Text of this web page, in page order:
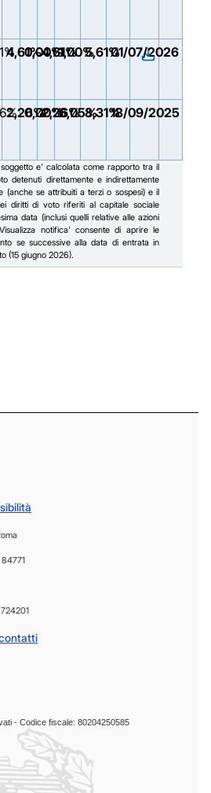
4,61%0,00%
4,61%1,00%5,61%01/07/2026
2,26%0,00%
2,26%
6,05%8,31%18/09/2025
e' calcolata come rapporto tra il
detenuti direttamente e indirettamente
(anche se attribuiti a terzi o sospesi) e il
diritti di voto riferiti al capitale sociale
data (inclusi quelli relative alle azioni
notifica' consente di aprire le
se successive alla data di entrata in
(15 giugno 2026).
- Codice fiscale: 80204250585